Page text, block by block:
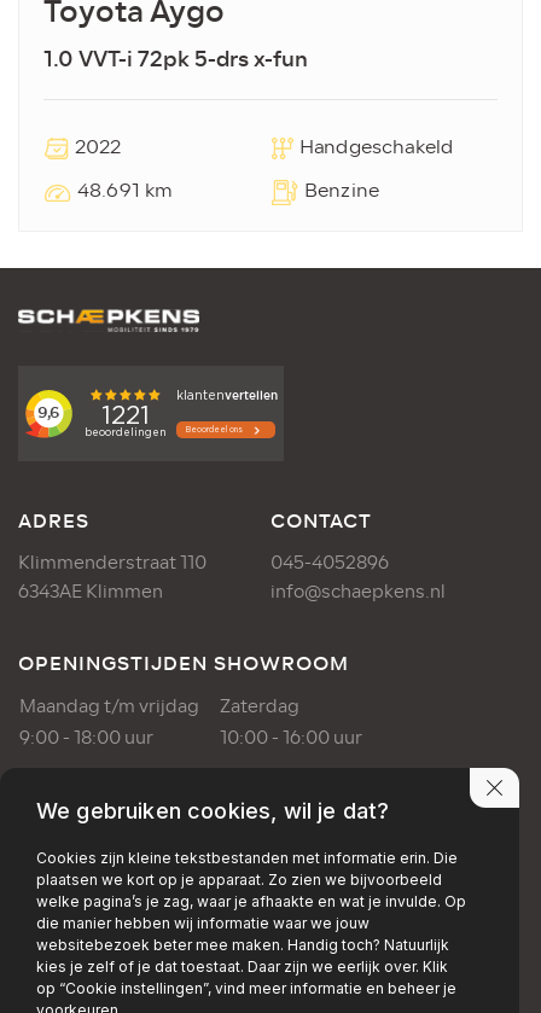
Toyota Aygo
1.0 VVT-i 72pk 5-drs x-fun
2022
Handgeschakeld
48.691 km
Benzine
ADRES
Klimmenderstraat 110
6343AE Klimmen
CONTACT
045-4052896
info@schaepkens.nl
OPENINGSTIJDEN SHOWROOM
Maandag t/m vrijdag
Zaterdag
9:00 - 18:00 uur
10:00 - 16:00 uur
OPENINGSTIJDEN WERKPLAATS
Maandag t/m vrijdag
8:00 - 17:00 uur
PRIVACY POLICYDISCLAIMER
+EMAIL+FACEBOOK
We gebruiken cookies, wil je dat?
Cookies zijn kleine tekstbestanden met informatie erin. Die
plaatsen we kort op je apparaat. Zo zien we bijvoorbeeld
welke pagina’s je zag, waar je afhaakte en wat je invulde. Op
die manier hebben wij informatie waar we jouw
websitebezoek beter mee maken. Handig toch? Natuurlijk
kies je zelf of je dat toestaat. Daar zijn we eerlijk over. Klik
op “Cookie instellingen”, vind meer informatie en beheer je